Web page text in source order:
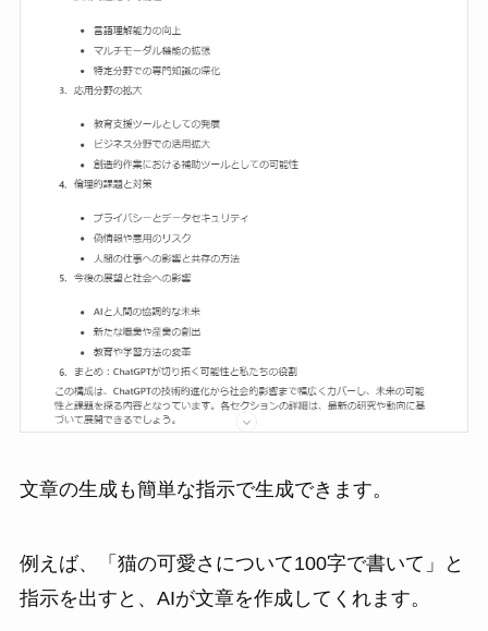
文章の生成も簡単な指示で生成できます。
例えば、「猫の可愛さについて100字で書いて」と
指示を出すと、AIが文章を作成してくれます。